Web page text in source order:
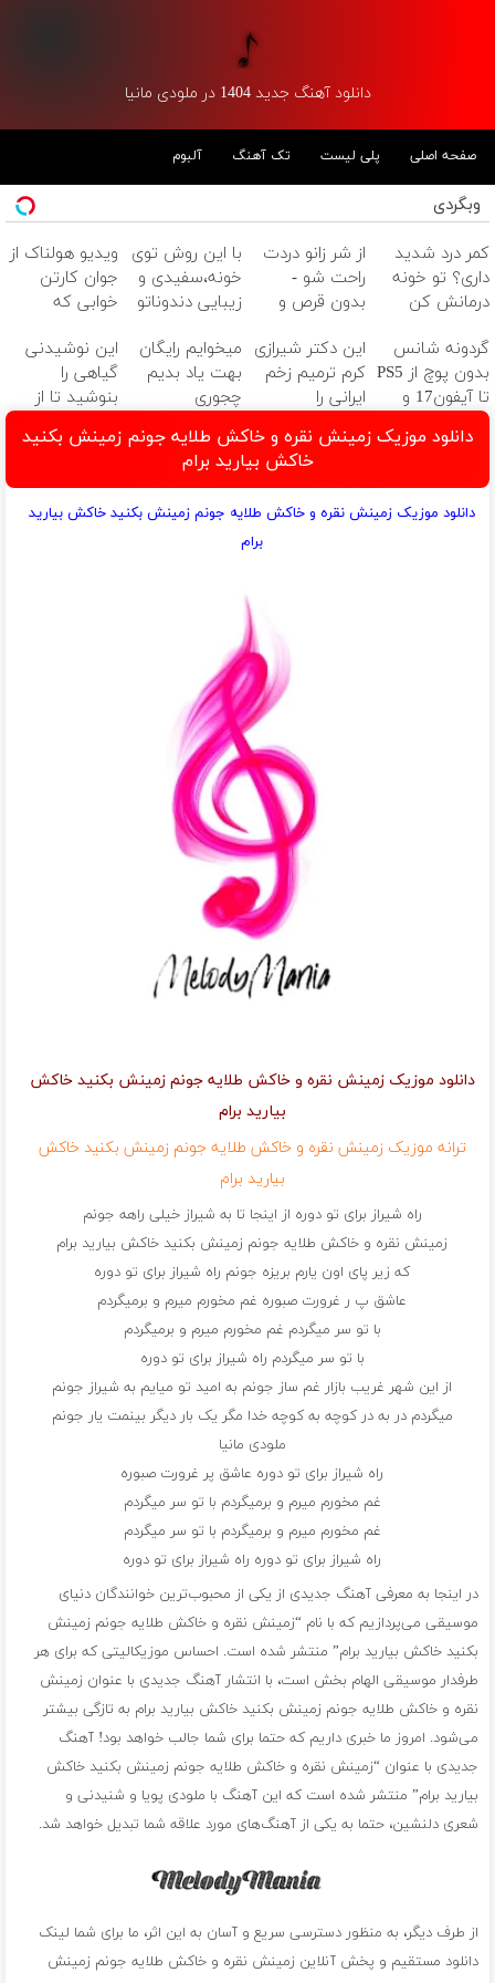
دانلود آهنگ جدید 1404 در ملودی مانیا
صفحه اصلی پلی لیست تک آهنگ آلبوم
وبگردی
کمر درد شدید
داری؟ تو خونه
درمانش کن
پرکن)
از شر زانو دردت
راحت شو -
بدون قرص و
با این روش توی
خونه،سفیدی و
زیبایی دندوناتو
ویدیو هولناک از
جوان کارتن
خوابی که
آموزش رایگان
گردونه شانس
بدون پوچ از PS5
تا آیفون17 و
بیت کوین 🔥
این دکتر شیرازی
کرم ترمیم زخم
ایرانی را
میخوایم رایگان
بهت یاد بدیم
چجوری
نداری امتحانش
مجانیه
این نوشیدنی
گیاهی را
بنوشید تا از
پیشگیری کنید
دانلود موزیک زمینش نقره و خاکش طلایه جونم زمینش بکنید
خاکش بیارید برام
دانلود موزیک زمینش نقره و خاکش طلایه جونم زمینش بکنید خاکش بیارید
برام
دانلود موزیک زمینش نقره و خاکش طلایه جونم زمینش بکنید خاکش
بیارید برام
ترانه موزیک زمینش نقره و خاکش طلایه جونم زمینش بکنید خاکش
بیارید برام
راه شیراز برای تو دوره از اینجا تا به شیراز خیلی راهه جونم
زمینش نقره و خاکش طلایه جونم زمینش بکنید خاکش بیارید برام
که زیر پای اون یارم بریزه جونم راه شیراز برای تو دوره
عاشق پ ر غرورت صبوره غم مخورم میرم و برمیگردم
با تو سر میگردم غم مخورم میرم و برمیگردم
با تو سر میگردم راه شیراز برای تو دوره
از این شهر غریب بازار غم ساز جونم به امید تو میایم به شیراز جونم
میگردم در به در کوچه به کوچه خدا مگر یک بار دیگر بینمت یار جونم
ملودی مانیا
راه شیراز برای تو دوره عاشق پر غرورت صبوره
غم مخورم میرم و برمیگردم با تو سر میگردم
غم مخورم میرم و برمیگردم با تو سر میگردم
راه شیراز برای تو دوره راه شیراز برای تو دوره
در اینجا به معرفی آهنگ جدیدی از یکی از محبوب‌ترین خوانندگان دنیای
موسیقی می‌پردازیم که با نام “زمینش نقره و خاکش طلایه جونم زمینش
بکنید خاکش بیارید برام” منتشر شده است. احساس موزیکالیتی که برای هر
طرفدار موسیقی الهام بخش است، با انتشار آهنگ جدیدی با عنوان زمینش
نقره و خاکش طلایه جونم زمینش بکنید خاکش بیارید برام به تازگی بیشتر
می‌شود. امروز ما خبری داریم که حتما برای شما جالب خواهد بود! آهنگ
جدیدی با عنوان “زمینش نقره و خاکش طلایه جونم زمینش بکنید خاکش
بیارید برام” منتشر شده است که این آهنگ با ملودی پویا و شنیدنی و
شعری دلنشین، حتما به یکی از آهنگ‌های مورد علاقه شما تبدیل خواهد شد.
از طرف دیگر، به منظور دسترسی سریع و آسان به این اثر، ما برای شما لینک
دانلود مستقیم و پخش آنلاین زمینش نقره و خاکش طلایه جونم زمینش